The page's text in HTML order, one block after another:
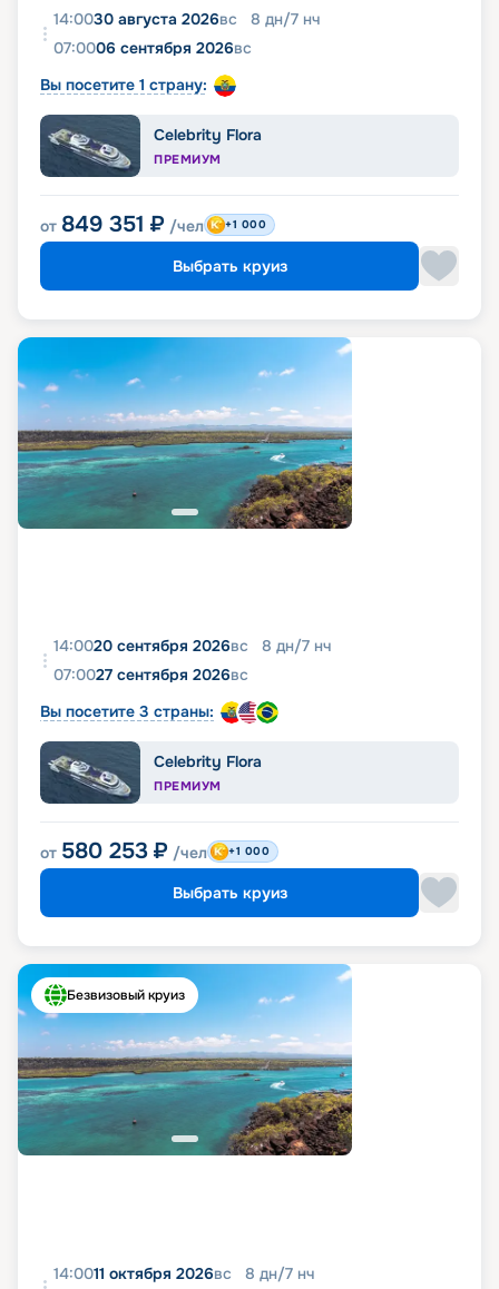
14:0030 августа 2026вс 8 дн/7 нч
07:0006 сентября 2026вс
Вы посетите 1 страну:
Celebrity Flora
ПРЕМИУМ
от 849 351 ₽ /чел +1 000
Выбрать круиз
14:0020 сентября 2026вс 8 дн/7 нч
07:0027 сентября 2026вс
Вы посетите 3 страны:
Celebrity Flora
ПРЕМИУМ
от 580 253 ₽ /чел +1 000
Выбрать круиз
Безвизовый круиз
14:0011 октября 2026вс 8 дн/7 нч